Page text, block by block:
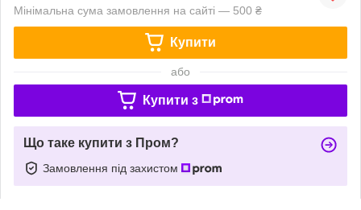
Мінімальна сума замовлення на сайті — 500 ₴
Купити
або
Купити з
Що таке купити з Пром?
Замовлення під захистом